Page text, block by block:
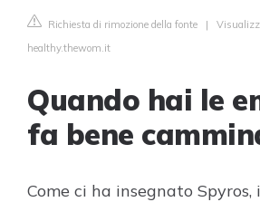
Richiesta di rimozione della fonte |
healthy.thewom.it
Quando hai le
fa bene
Come ci ha insegnato Spyros,